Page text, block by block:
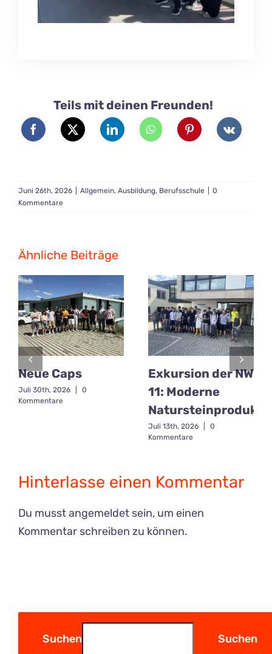
Teils mit deinen Freunden!
Juni 26th, 2026 Allgemein, Ausbildung, Berufsschule
0
Kommentare
Ähnliche Beiträge
Neue Caps
Juli 30th, 2026
0
Kommentare
Exkursion der NW
11: Moderne
Juli 13th, 2026
0
Kommentare
Hinterlasse einen Kommentar
Du musstangemeldet sein, um einen
Kommentar schreiben zu können.
Suchen Suchen